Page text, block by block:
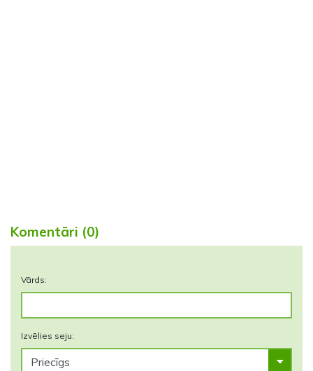
Komentāri (0)
Vārds:
Izvēlies seju: